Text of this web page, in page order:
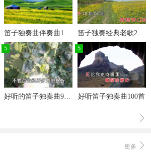
5
好听的笛子独奏曲90首
5
好听笛子独奏曲100首
更多